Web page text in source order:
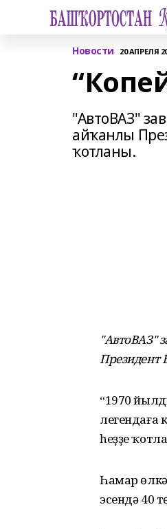
Новости 20 АПРЕЛЯ
"АвтоВАЗ"
айҡанлы
ҡотланы.
"АвтоВАЗ"
Президент
“1970
легендаға
һеҙҙе
Һамар
эсендә 40